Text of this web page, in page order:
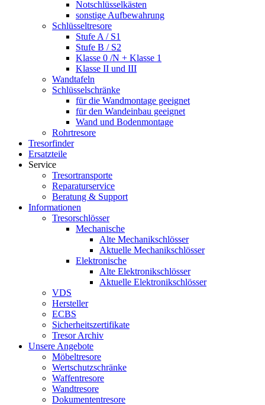
Notschlüsselkästen
sonstige Aufbewahrung
Schlüsseltresore
Stufe A / S1
Stufe B / S2
Klasse 0 /N + Klasse 1
Klasse II und III
Wandtafeln
Schlüsselschränke
für die Wandmontage geeignet
für den Wandeinbau geeignet
Wand und Bodenmontage
Rohrtresore
Tresorfinder
Ersatzteile
Service
Tresortransporte
Reparaturservice
Beratung & Support
Informationen
Tresorschlösser
Mechanische
Alte Mechanikschlösser
Aktuelle Mechanikschlösser
Elektronische
Alte Elektronikschlösser
Aktuelle Elektronikschlösser
VDS
Hersteller
ECBS
Sicherheitszertifikate
Tresor Archiv
Unsere Angebote
Möbeltresore
Wertschutzschränke
Waffentresore
Wandtresore
Dokumententresore